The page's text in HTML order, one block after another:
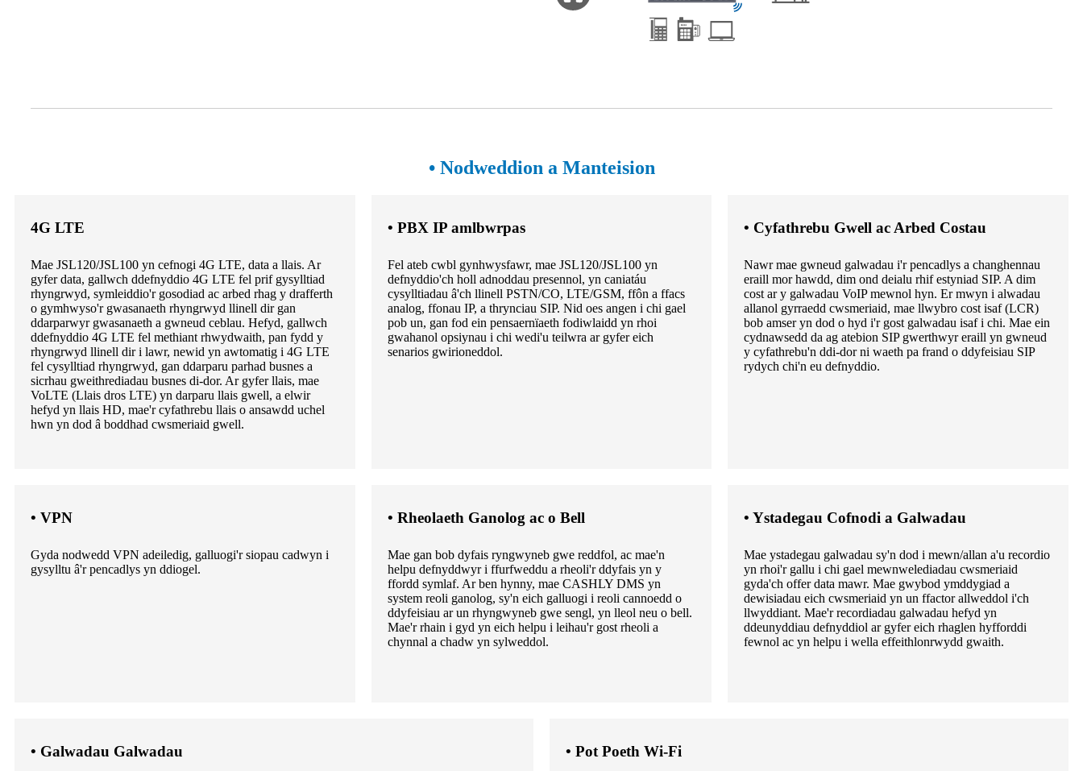
• Nodweddion a Manteision
4G LTE
Mae JSL120/JSL100 yn cefnogi 4G LTE, data a llais. Ar
gyfer data, gallwch ddefnyddio 4G LTE fel prif gysylltiad
rhyngrwyd, symleiddio'r gosodiad ac arbed rhag y drafferth
o gymhwyso'r gwasanaeth rhyngrwyd llinell dir gan
ddarparwyr gwasanaeth a gwneud ceblau. Hefyd, gallwch
ddefnyddio 4G LTE fel methiant rhwydwaith, pan fydd y
rhyngrwyd llinell dir i lawr, newid yn awtomatig i 4G LTE
fel cysylltiad rhyngrwyd, gan ddarparu parhad busnes a
sicrhau gweithrediadau busnes di-dor. Ar gyfer llais, mae
VoLTE (Llais dros LTE) yn darparu llais gwell, a elwir
hefyd yn llais HD, mae'r cyfathrebu llais o ansawdd uchel
hwn yn dod â boddhad cwsmeriaid gwell.
• PBX IP amlbwrpas
Fel ateb cwbl gynhwysfawr, mae JSL120/JSL100 yn
defnyddio'ch holl adnoddau presennol, yn caniatáu
cysylltiadau â'ch llinell PSTN/CO, LTE/GSM, ffôn a ffacs
analog, ffonau IP, a thrynciau SIP. Nid oes angen i chi gael
pob un, gan fod ein pensaernïaeth fodiwlaidd yn rhoi
gwahanol opsiynau i chi wedi'u teilwra ar gyfer eich
senarios gwirioneddol.
• Cyfathrebu Gwell ac Arbed Costau
Nawr mae gwneud galwadau i'r pencadlys a changhennau
eraill mor hawdd, dim ond deialu rhif estyniad SIP. A dim
cost ar y galwadau VoIP mewnol hyn. Er mwyn i alwadau
allanol gyrraedd cwsmeriaid, mae llwybro cost isaf (LCR)
bob amser yn dod o hyd i'r gost galwadau isaf i chi. Mae ein
cydnawsedd da ag atebion SIP gwerthwyr eraill yn gwneud
y cyfathrebu'n ddi-dor ni waeth pa frand o ddyfeisiau SIP
rydych chi'n eu defnyddio.
• VPN
Gyda nodwedd VPN adeiledig, galluogi'r siopau cadwyn i
gysylltu â'r pencadlys yn ddiogel.
• Rheolaeth Ganolog ac o Bell
Mae gan bob dyfais ryngwyneb gwe reddfol, ac mae'n
helpu defnyddwyr i ffurfweddu a rheoli'r ddyfais yn y
ffordd symlaf. Ar ben hynny, mae CASHLY DMS yn
system reoli ganolog, sy'n eich galluogi i reoli cannoedd o
ddyfeisiau ar un rhyngwyneb gwe sengl, yn lleol neu o bell.
Mae'r rhain i gyd yn eich helpu i leihau'r gost rheoli a
chynnal a chadw yn sylweddol.
• Ystadegau Cofnodi a Galwadau
Mae ystadegau galwadau sy'n dod i mewn/allan a'u recordio
yn rhoi'r gallu i chi gael mewnwelediadau cwsmeriaid
gyda'ch offer data mawr. Mae gwybod ymddygiad a
dewisiadau eich cwsmeriaid yn un ffactor allweddol i'ch
llwyddiant. Mae'r recordiadau galwadau hefyd yn
ddeunyddiau defnyddiol ar gyfer eich rhaglen hyfforddi
fewnol ac yn helpu i wella effeithlonrwydd gwaith.
• Galwadau Galwadau • Pot Poeth Wi-Fi